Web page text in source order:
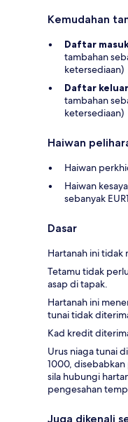
Kemudahan
Daftar
tambahan
ketersediaan)
Daftar
tambahan
ketersediaan)
Haiwan
Haiwan
Haiwan
sebanyak
Dasar
Hartanah ini tidak
Tetamu tidak
asap di tapak.
Hartanah ini
tunai tidak
Kad kredit
Urus niaga tunai
1000,
sila hubungi
pengesahan
Juga dikenali